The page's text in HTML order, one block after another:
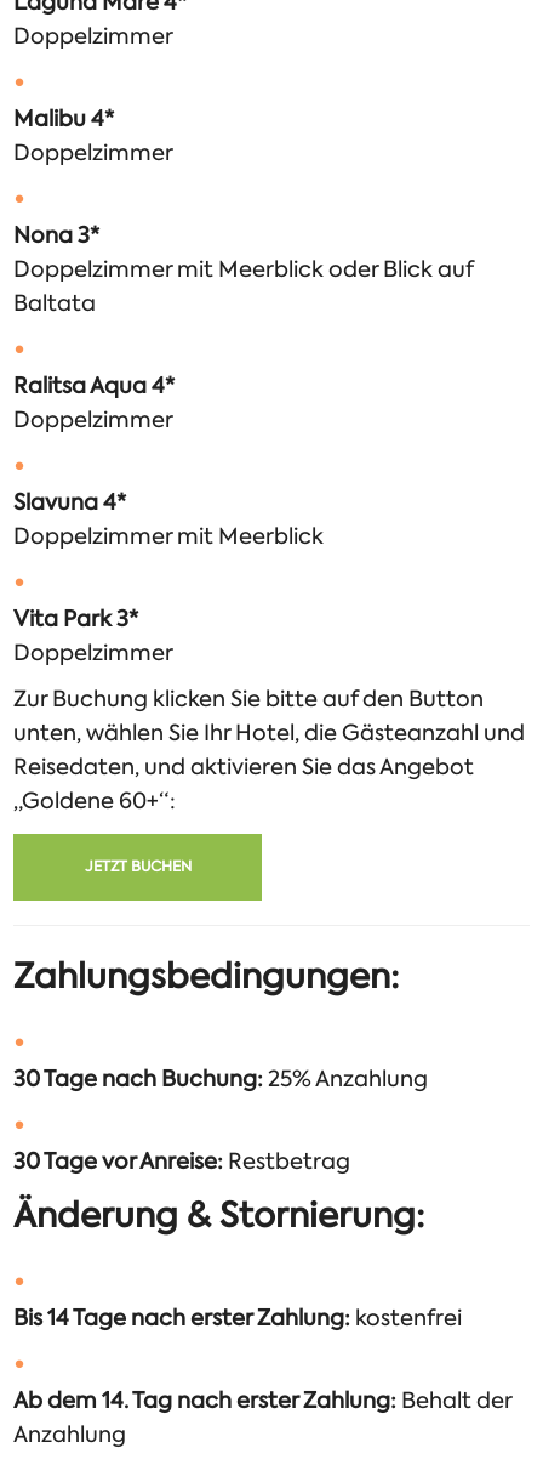
Doppelzimmer
Malibu 4*
Doppelzimmer
Nona 3*
Doppelzimmer mit Meerblick oder Blick auf
Baltata
Ralitsa Aqua 4*
Doppelzimmer
Slavuna 4*
Doppelzimmer mit Meerblick
Vita Park 3*
Doppelzimmer
Zur Buchung klicken Sie bitte auf den Button
unten, wählen Sie Ihr Hotel, die Gästeanzahl und
Reisedaten, und aktivieren Sie das Angebot
„Goldene 60+“:
JETZT BUCHEN
Zahlungsbedingungen:
30 Tage nach Buchung:25% Anzahlung
30 Tage vor Anreise: Restbetrag
Änderung & Stornierung:
Bis 14 Tage nach erster Zahlung: kostenfrei
Ab dem 14. Tag nach erster Zahlung: Behalt der
Anzahlung